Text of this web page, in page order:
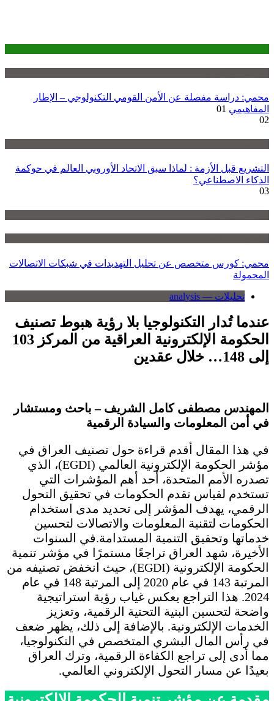
محمي: دراسة مفصلة عن الأمن القومي التكنولوجي – الإطار
المفاهيمي 01
02
التشريع قبل الأزمة : لماذا سبق الاتحاد الأوروبي العالم في حوكمة
الذكاء الاصطناعي؟
03
محمي: كورس متخصص عن تحليل التهديدات في شبكات الاتصالات
المحمولة
تحليلات — analysis
عندما تُدار التكنولوجيا بلا رؤية هبوط تصنيف
الحكومة الإلكترونية العراقية من المركز 103
إلى 148… خلال عقدين
المهندس مصطفى كامل الشريف – باحث ومستشار
في أمن المعلومات والسيادة الرقمية
في هذا المقال أقدم قراءة حول تصنيف العراق في
مؤشر الحكومة الإلكترونية العالمي (EGDI)، الذي
تصدره الأمم المتحدة، أحد أهم المؤشرات التي
تستخدم لقياس تقدم الحكومات في تحقيق التحول
الرقمي، يهدف المؤشر إلى تحديد مدى استخدام
الحكومات لتقنية المعلومات والاتصالات لتحسين
خدماتها وتحقيق التنمية المستدامة.في السنوات
الأخيرة، شهد العراق تراجعًا مستمرًا في مؤشر تنمية
الحكومة الإلكترونية (EGDI)، حيث انخفض تصنيفه من
المرتبة 143 في عام 2020 إلى المرتبة 148 في عام
2024. هذا التراجع يعكس غياب رؤية استراتيجية
واضحة لتحسين البنية التحتية الرقمية، وتعزيز
الخدمات الإلكترونية. بالإضافة إلى ذلك، يظهر ضعف
في رأس المال البشري المتخصص في التكنولوجيا،
مما أدى إلى تراجع الكفاءة الرقمية، وترك العراق
بعيدًا عن مسار التحول الإلكتروني العالمي.